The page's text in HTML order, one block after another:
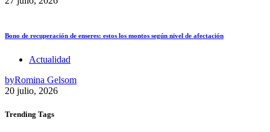
Bono de recuperación de enseres: estos los montos según nivel de afectación
Actualidad
byRomina Gelsom
20 julio, 2026
Trending Tags